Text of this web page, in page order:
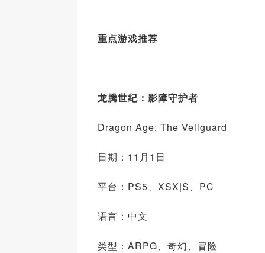
重点游戏推荐
龙腾世纪：影障守护者
Dragon Age: The Veilguard
日期：11月1日
平台：PS5、XSX|S、PC
语言：中文
类型：ARPG、奇幻、冒险